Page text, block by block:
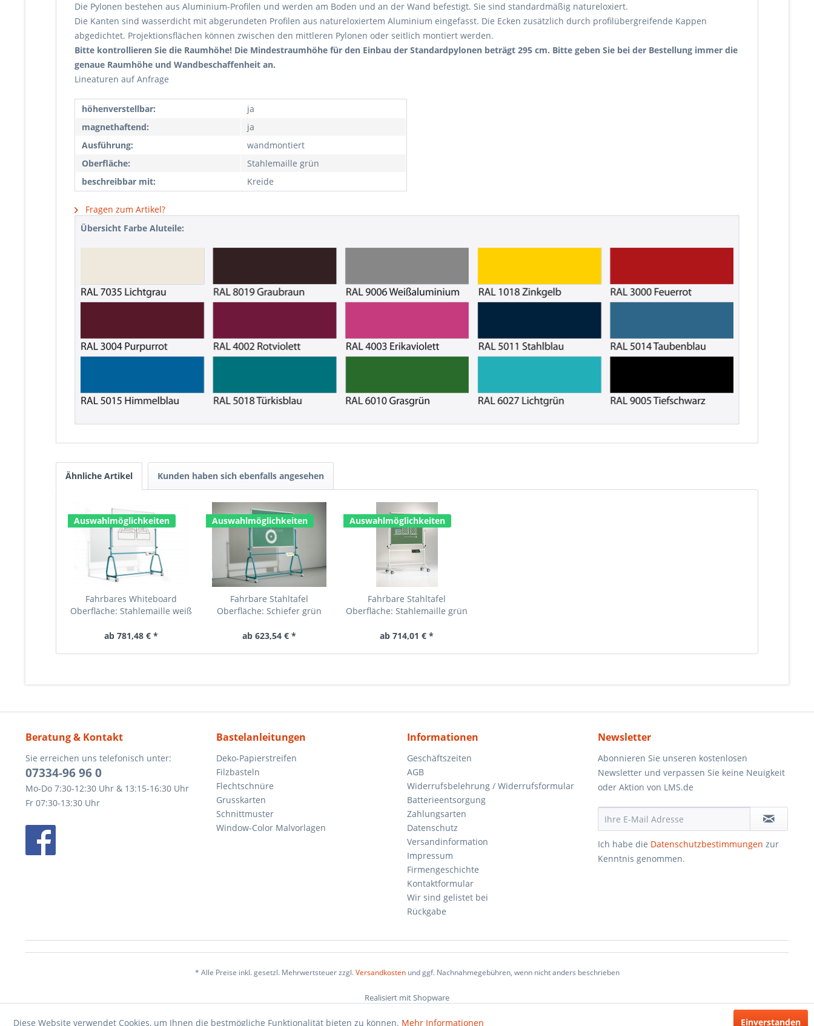
Die Pylonen bestehen aus Aluminium-Profilen und werden am Boden und an der Wand befestigt. Sie sind standardmäßig natureloxiert.
Die Kanten sind wasserdicht mit abgerundeten Profilen aus natureloxiertem Aluminium eingefasst. Die Ecken zusätzlich durch profilübergreifende Kappen
abgedichtet. Projektionsflächen können zwischen den mittleren Pylonen oder seitlich montiert werden.
Bitte kontrollieren Sie die Raumhöhe! Die Mindestraumhöhe für den Einbau der Standardpylonen beträgt 295 cm. Bitte geben Sie bei der Bestellung immer die
genaue Raumhöhe und Wandbeschaffenheit an.
Lineaturen auf Anfrage
höhenverstellbar:
ja
magnethaftend:
ja
Ausführung:
wandmontiert
Oberfläche:
Stahlemaille grün
beschreibbar mit:
Kreide
Fragen zum Artikel?
Übersicht Farbe Aluteile:
Ähnliche Artikel Kunden haben sich ebenfalls angesehen
Auswahlmöglichkeiten
Fahrbares Whiteboard
Oberfläche: Stahlemaille weiß
ab 781,48 € *
Auswahlmöglichkeiten
Fahrbare Stahltafel
Oberfläche: Schiefer grün
ab 623,54 € *
Auswahlmöglichkeiten
Fahrbare Stahltafel
Oberfläche: Stahlemaille grün
ab 714,01 € *
Beratung & Kontakt
Sie erreichen uns telefonisch unter:
07334-96 96 0
Mo-Do 7:30-12:30 Uhr & 13:15-16:30 Uhr
Fr 07:30-13:30 Uhr
Bastelanleitungen
Deko-Papierstreifen
Filzbasteln
Flechtschnüre
Grusskarten
Schnittmuster
Window-Color Malvorlagen
Informationen
Geschäftszeiten
AGB
Widerrufsbelehrung / Widerrufsformular
Batterieentsorgung
Zahlungsarten
Datenschutz
Versandinformation
Impressum
Firmengeschichte
Kontaktformular
Wir sind gelistet bei
Rückgabe
Newsletter
Abonnieren Sie unseren kostenlosen
Newsletter und verpassen Sie keine Neuigkeit
oder Aktion von LMS.de
Ich habe die Datenschutzbestimmungen zur
Kenntnis genommen.
* Alle Preise inkl. gesetzl. Mehrwertsteuer zzgl.Versandkostenund ggf. Nachnahmegebühren, wenn nicht anders beschrieben
Realisiert mit Shopware
Diese Website verwendet Cookies, um Ihnen die bestmögliche Funktionalität bieten zu können. Mehr Informationen Einverstanden